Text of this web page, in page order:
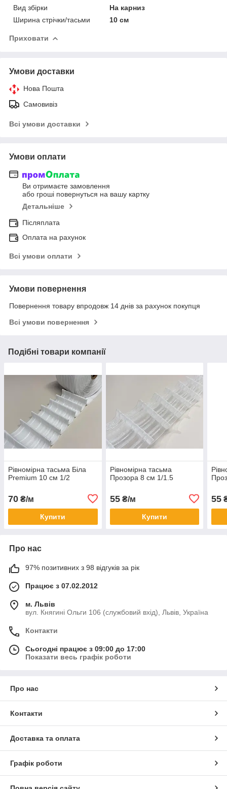
Вид збірки
На карниз
Ширина стрічки/тасьми
10 см
Приховати
Умови доставки
Нова Пошта
Самовивіз
Всі умови доставки
Умови оплати
Ви отримаєте замовлення
або гроші повернуться на вашу картку
Детальніше
Післяплата
Оплата на рахунок
Всі умови оплати
Умови повернення
Повернення товару впродовж 14 днів за рахунок покупця
Всі умови повернення
Подібні товари компанії
Рівномірна тасьма Біла
Premium 10 см 1/2
70 ₴/м
Купити
Рівномірна тасьма
Прозора 8 см 1/1.5
55₴/м
Купити
55
Про нас
97% позитивних з 98 відгуків за рік
Працює з 07.02.2012
м. Львів
вул. Княгині Ольги 106 (службовий вхід), Львів, Україна
Контакти
Сьогодні працює з 09:00 до 17:00
Показати весь графік роботи
Про нас
Контакти
Доставка та оплата
Графік роботи